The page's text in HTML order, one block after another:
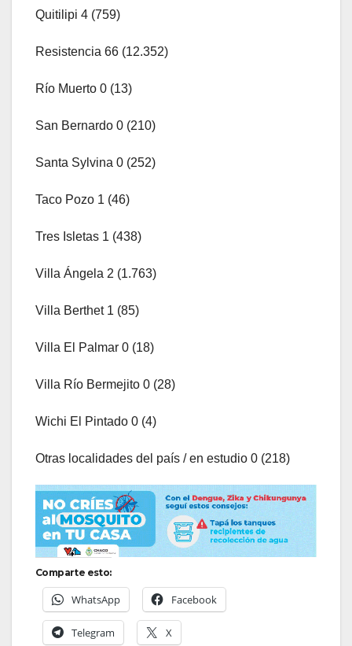
Quitilipi 4 (759)
Resistencia 66 (12.352)
Río Muerto 0 (13)
San Bernardo 0 (210)
Santa Sylvina 0 (252)
Taco Pozo 1 (46)
Tres Isletas 1 (438)
Villa Ángela 2 (1.763)
Villa Berthet 1 (85)
Villa El Palmar 0 (18)
Villa Río Bermejito 0 (28)
Wichi El Pintado 0 (4)
Otras localidades del país / en estudio 0 (218)
Comparte esto:
WhatsApp Facebook
Telegram X